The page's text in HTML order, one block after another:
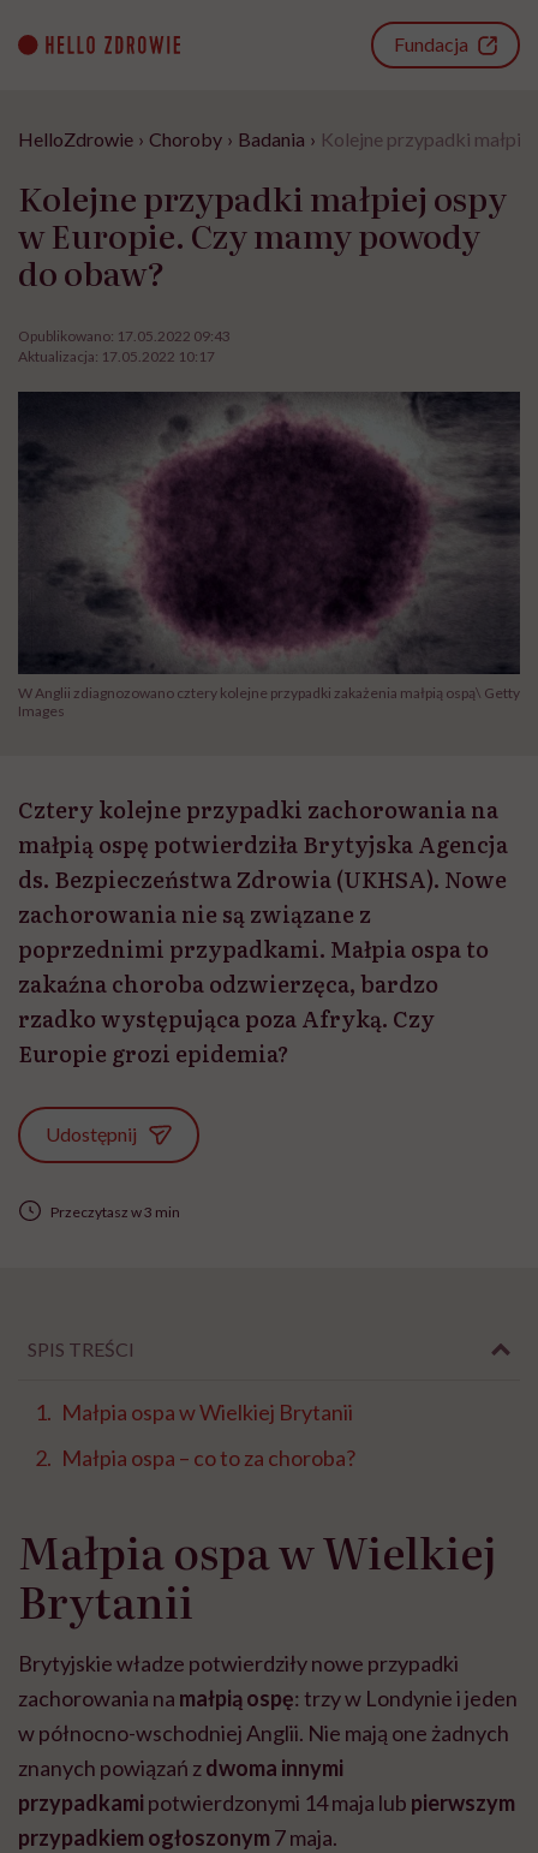
content
Fundacja
HelloZdrowie › Choroby › Badania › Kolejne przypadki
Kolejne przypadki małpiej ospy
w Europie. Czy mamy powody
do obaw?
Opublikowano: 17.05.2022 09:43
Aktualizacja: 17.05.2022 10:17
W Anglii zdiagnozowano cztery kolejne przypadki zakażenia małpią ospą\ Getty
Images
Cztery kolejne przypadki zachorowania na
małpią ospę potwierdziła Brytyjska Agencja
ds. Bezpieczeństwa Zdrowia (UKHSA). Nowe
zachorowania nie są związane z
poprzednimi przypadkami. Małpia ospa to
zakaźna choroba odzwierzęca, bardzo
rzadko występująca poza Afryką. Czy
Europie grozi epidemia?
Udostępnij
Przeczytasz w 3 min
SPIS TREŚCI
Małpia ospa w Wielkiej Brytanii
Małpia ospa – co to za choroba?
Małpia ospa w Wielkiej
Brytanii
Brytyjskie władze potwierdziły nowe przypadki
zachorowania na małpią ospę: trzy w Londynie i jeden
w północno-wschodniej Anglii. Nie mają one żadnych
znanych powiązań zdwoma innymi
przypadkami potwierdzonymi 14 maja lub pierwszym
przypadkiem ogłoszonym 7 maja.